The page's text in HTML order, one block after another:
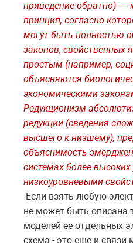
приведение обратно) —
принцип, согласно
могут быть полностью
законов, свойственных
простым (например,
объясняются
экономическими
Редукционизм
редукции (сведения
высшего к низшему),
объяснимость
системах более
низкоуровневыми
Если взять любую
не может быть
моделей ее отдельных
схема - это еще и связи